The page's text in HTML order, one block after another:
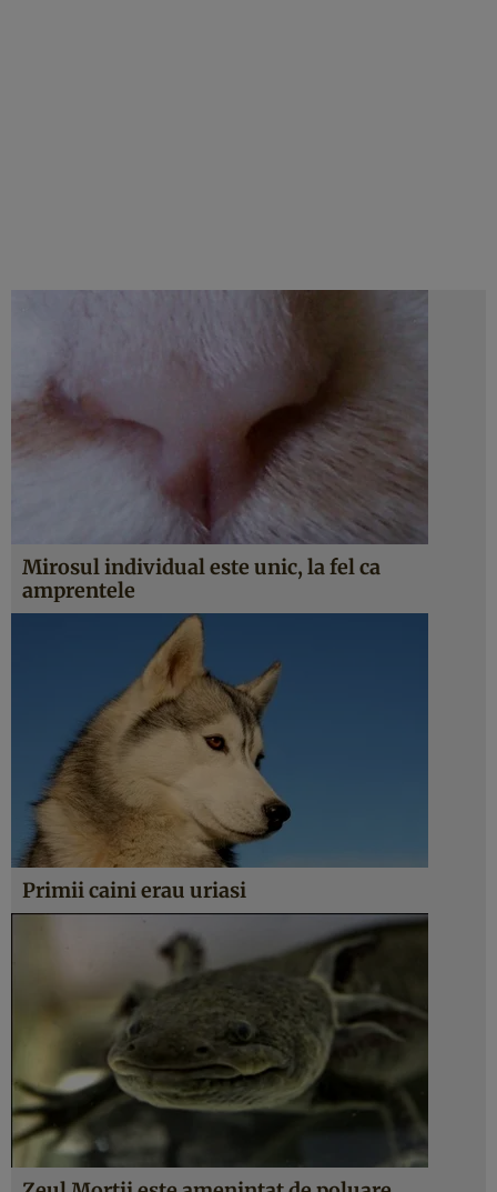
Mirosul individual este unic, la fel ca
amprentele
Primii caini erau uriasi